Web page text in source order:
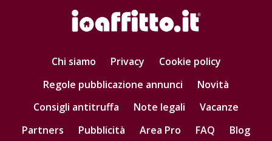
Chi siamo Privacy
Cookie policy
Regole pubblicazione annunci
Novità
Consigli antitruffa
Note legali
Vacanze
Partners
Pubblicità Area Pro FAQ
Blog